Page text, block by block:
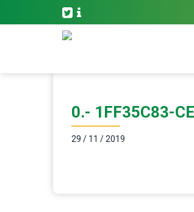
0.- 1FF35C83-
29 / 11 / 2019